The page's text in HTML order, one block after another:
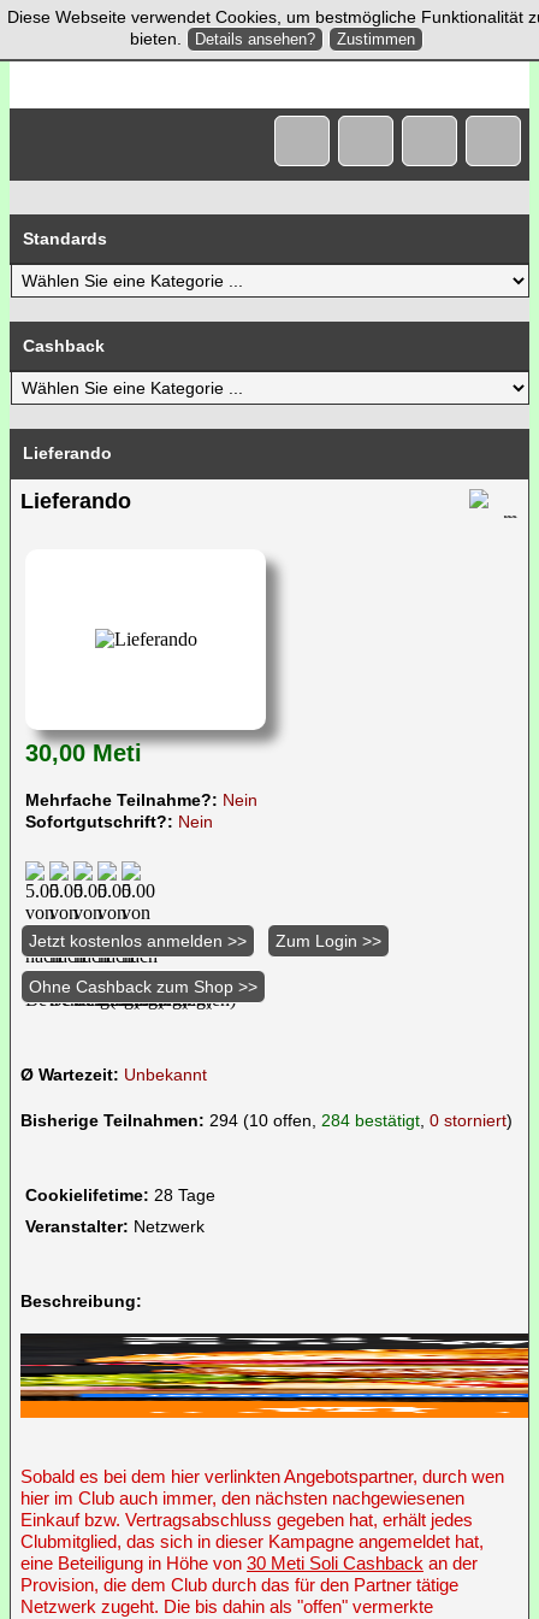
Standards
Cashback
Lieferando
Lieferando
30,00 Meti
Mehrfache Teilnahme?: Nein
Sofortgutschrift?: Nein
Ø Wartezeit: Unbekannt
Bisherige Teilnahmen: 294 (10 offen, 284 bestätigt, 0 storniert)
Cookielifetime: 28 Tage
Veranstalter: Netzwerk
Beschreibung:
Sobald es bei dem hier verlinkten Angebotspartner, durch wen
hier im Club auch immer, den nächsten nachgewiesenen
Einkauf bzw. Vertragsabschluss gegeben hat, erhält jedes
Clubmitglied, das sich in dieser Kampagne angemeldet hat,
eine Beteiligung in Höhe von 30 Meti Soli Cashback an der
Provision, die dem Club durch das für den Partner tätige
Netzwerk zugeht. Die bis dahin als "offen" vermerkte
Diese Webseite verwendet Cookies, um bestmögliche Funktionalität
bieten.
Details ansehen? Zustimmen